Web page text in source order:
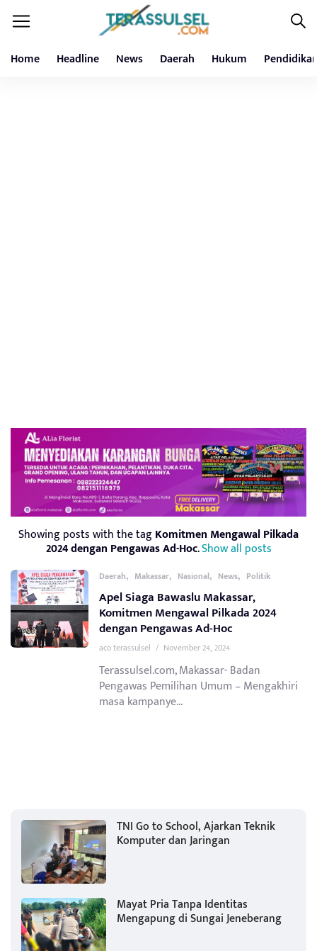
Home Headline News Daerah Hukum
Showing posts with the tagKomitmen Mengawal Pilkada
2024 dengan Pengawas Ad-Hoc.Show all posts
Daerah, Makassar, Nasional, News, Politik
Apel Siaga Bawaslu Makassar,
Komitmen Mengawal Pilkada 2024
dengan Pengawas Ad-Hoc
aco terassulsel / November 24, 2024
Terassulsel.com, Makassar- Badan
Pengawas Pemilihan Umum – Mengakhiri
masa kampanye...
TNI Go to School, Ajarkan Teknik
Komputer dan Jaringan
Mayat Pria Tanpa Identitas
Mengapung di Sungai Jeneberang